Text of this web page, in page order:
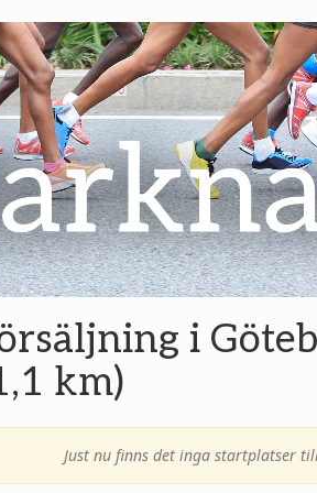
i
km)
Just nu finns det inga startplatser